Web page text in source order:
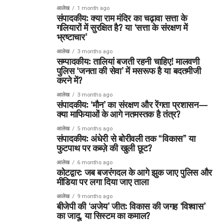
आलेख 1 month ago
संपादकीय: क्या राम मंदिर का चढ़ावा सत्ता के
गलियारों में सुरक्षित है? या ‘सत्ता के संरक्षण में
भ्रष्टाचार’
आलेख 3 months ago
सम्पादकीय: तालियां बजती रहनी चाहिए! मालवणी
पुलिस ‘जनता की सेवा’ में मसरूफ है या बदतमीजी
करने में?
आलेख 3 months ago
संपादकीय: ‘मौन’ का संरक्षण और रेंगता प्रशासन—
क्या माफियाओं के आगे नतमस्तक है तंत्र?
आलेख 5 months ago
संपादकीय: अंधेरी से बोरीवली तक “विकास” या
फुटपाथ पर कब्ज़े की खुली छूट?
आलेख 6 months ago
कोटद्वार: जब बजरंगदल के आगे झुक जाए पुलिस और
मीडिया पर लगा दिया जाए ताला
आलेख 9 months ago
बीजेपी की ‘अजेय’ जीत: विकास की जगह ‘विश्वास’
का जादू, या सिस्टम का कमाल?